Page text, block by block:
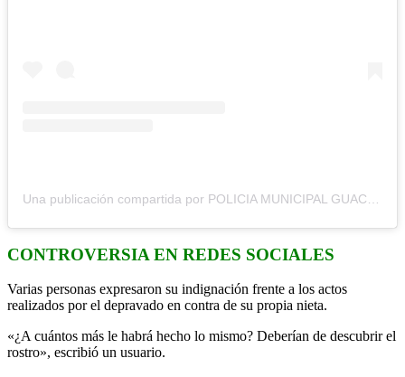
CONTROVERSIA EN REDES SOCIALES
Varias personas expresaron su indignación frente a los actos
realizados por el depravado en contra de su propia nieta.
«¿A cuántos más le habrá hecho lo mismo? Deberían de descubrir el
rostro», escribió un usuario.